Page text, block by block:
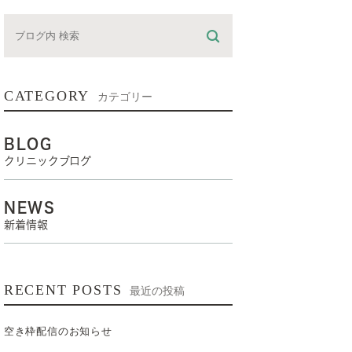
CATEGORY カテゴリー
BLOG
クリニックブログ
NEWS
新着情報
RECENT POSTS 最近の投稿
空き枠配信のお知らせ